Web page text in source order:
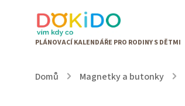
Domů / Magnetky a butonky /